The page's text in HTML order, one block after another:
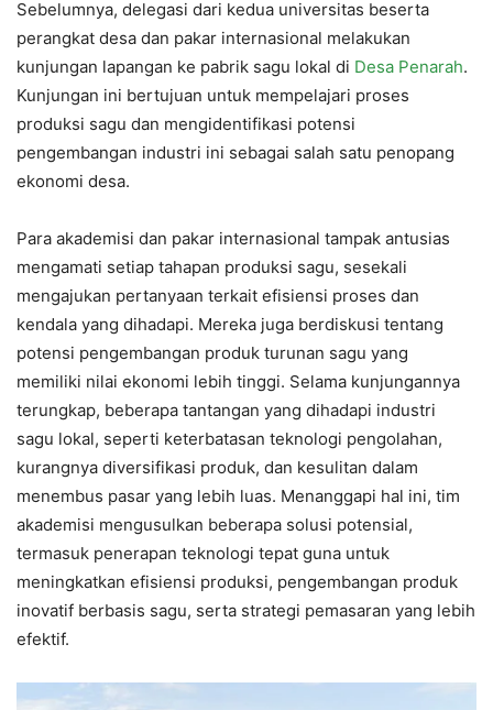
Sebelumnya, delegasi dari kedua universitas beserta
perangkat desa dan pakar internasional melakukan
kunjungan lapangan ke pabrik sagu lokal di Desa Penarah.
Kunjungan ini bertujuan untuk mempelajari proses
produksi sagu dan mengidentifikasi potensi
pengembangan industri ini sebagai salah satu penopang
ekonomi desa.
Para akademisi dan pakar internasional tampak antusias
mengamati setiap tahapan produksi sagu, sesekali
mengajukan pertanyaan terkait efisiensi proses dan
kendala yang dihadapi. Mereka juga berdiskusi tentang
potensi pengembangan produk turunan sagu yang
memiliki nilai ekonomi lebih tinggi. Selama kunjungannya
terungkap, beberapa tantangan yang dihadapi industri
sagu lokal, seperti keterbatasan teknologi pengolahan,
kurangnya diversifikasi produk, dan kesulitan dalam
menembus pasar yang lebih luas. Menanggapi hal ini, tim
akademisi mengusulkan beberapa solusi potensial,
termasuk penerapan teknologi tepat guna untuk
meningkatkan efisiensi produksi, pengembangan produk
inovatif berbasis sagu, serta strategi pemasaran yang lebih
efektif.